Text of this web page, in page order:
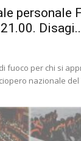
personale
fuoco per chi si
nazionale